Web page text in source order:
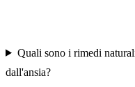
Quali sono i rimedi
dall'ansia?